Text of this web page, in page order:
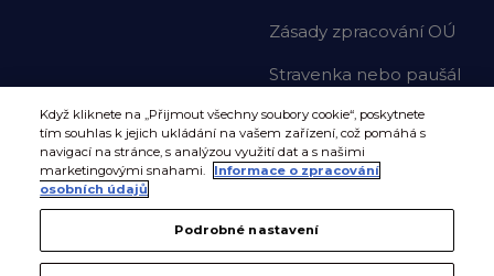
Zásady zpracování OÚ
Stravenka nebo paušál
Když kliknete na „Přijmout všechny soubory cookie“, poskytnete
tím souhlas k jejich ukládání na vašem zařízení, což pomáhá s
navigací na stránce, s analýzou využití dat a s našimi
marketingovými snahami.
Informace o zpracování
osobních údajů
Podrobné nastavení